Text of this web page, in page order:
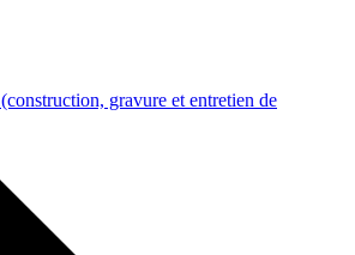
(construction, gravure et entretien de